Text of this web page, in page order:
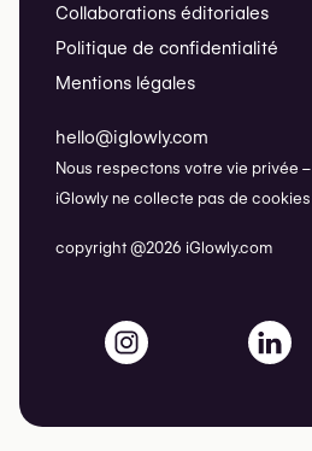
Collaborations éditoriales
Politique de confidentialité
Mentions légales
hello@iglowly.com
Nous respectons votre vie privée –
iGlowly ne collecte pas de
copyright @2026 iGlowly.com